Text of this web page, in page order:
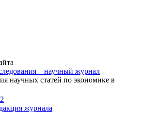
научных статей по экономике в
журнала